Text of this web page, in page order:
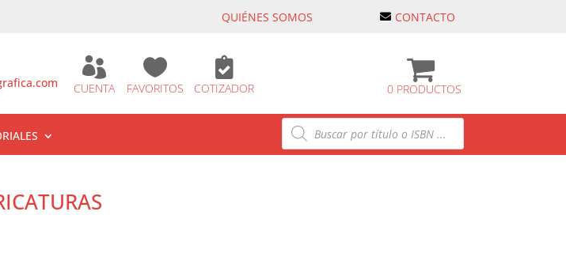
QUIÉNES SOMOS CONTACTO

CUENTA

FAVORITOS

COTIZADOR 0 PRODUCTOS
Búsqueda
de
productos